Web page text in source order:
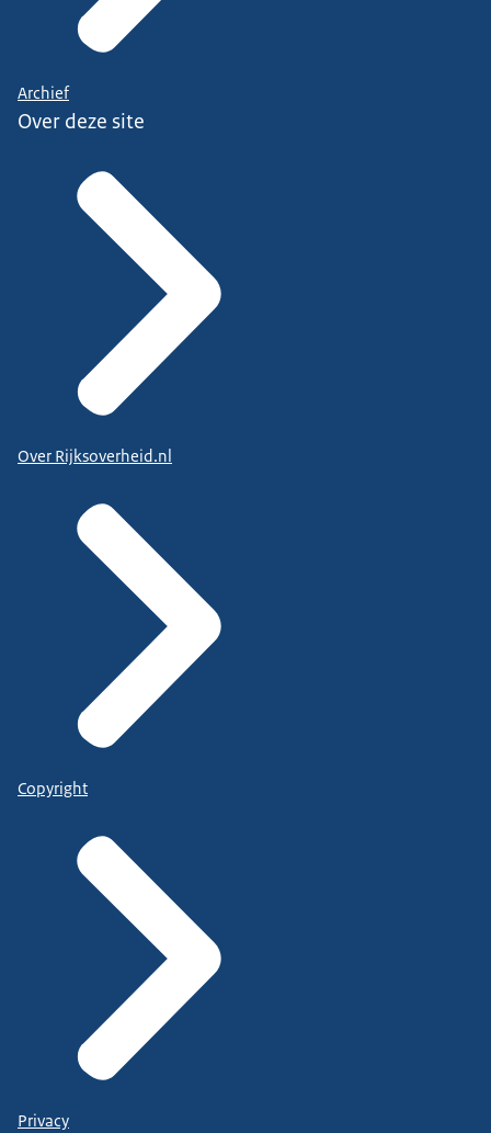
Archief
Over deze site
Over Rijksoverheid.nl
Copyright
Privacy